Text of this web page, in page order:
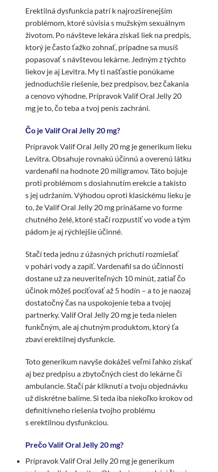
Erektilná dysfunkcia patrí k najrozšírenejším
problémom, ktoré súvisia s mužským sexuálnym
životom. Po návšteve lekára získaš liek na predpis,
ktorý je často ťažko zohnať, prípadne sa musíš
popasovať s návštevou lekárne. Jedným z týchto
liekov je aj Levitra. My ti našťastie ponúkame
jednoduchšie riešenie, bez predpisov, bez čakania
a cenovo výhodne. Prípravok Valif Oral Jelly 20
mg je to, čo teba a tvoj penis zachráni.
Čo je Valif Oral Jelly 20 mg?
Prípravok Valif Oral Jelly 20 mg je generikum lieku
Levitra. Obsahuje rovnakú účinnú a overenú látku
vardenafil na hodnote 20 miligramov. Táto bojuje
proti problémom s dosiahnutím erekcie a takisto
s jej udržaním. Výhodou oproti klasickému lieku je
to, že Valif Oral Jelly 20 mg prinášame vo forme
chutného želé, ktoré stačí rozpustiť vo vode a tým
pádom je aj rýchlejšie účinné.
Stačí teda jednu z úžasných príchutí rozmiešať
v pohári vody a zapiť. Vardenafil sa do účinnosti
dostane už za neuveriteľných 10 minút, zatiaľ čo
účinok môžeš pociťovať až 5 hodín – a to je naozaj
dostatočný čas na uspokojenie teba a tvojej
partnerky. Valif Oral Jelly 20 mg je teda nielen
funkčným, ale aj chutným produktom, ktorý ťa
zbaví erektilnej dysfunkcie.
Toto generikum navyše dokážeš veľmi ľahko získať
aj bez predpisu a zbytočných ciest do lekárne či
ambulancie. Stačí pár kliknutí a tvoju objednávku
už diskrétne balíme. Si teda iba niekoľko krokov od
definitívneho riešenia tvojho problému
s erektilnou dysfunkciou.
Prečo Valif Oral Jelly 20 mg?
Prípravok Valif Oral Jelly 20 mg je generikum